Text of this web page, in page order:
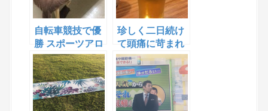
自転車競技で優
勝 スポーツアロ
マでサポートし
ています！
珍しく二日続け
て頭痛に苛まれ
てる